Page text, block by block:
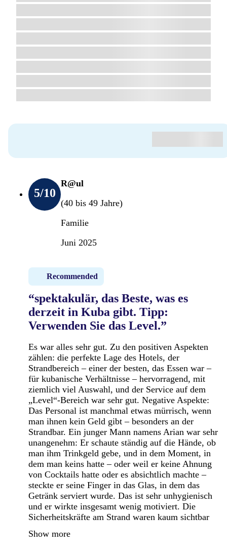
5/10
R@ul
(40 bis 49 Jahre)
Familie
Juni 2025
Recommended
“spektakulär, das Beste, was es
derzeit in Kuba gibt. Tipp:
Verwenden Sie das Level.”
Es war alles sehr gut. Zu den positiven Aspekten
zählen: die perfekte Lage des Hotels, der
Strandbereich – einer der besten, das Essen war –
für kubanische Verhältnisse – hervorragend, mit
ziemlich viel Auswahl, und der Service auf dem
„Level“-Bereich war sehr gut. Negative Aspekte:
Das Personal ist manchmal etwas mürrisch, wenn
man ihnen kein Geld gibt – besonders an der
Strandbar. Ein junger Mann namens Arian war sehr
unangenehm: Er schaute ständig auf die Hände, ob
man ihm Trinkgeld gebe, und in dem Moment, in
dem man keins hatte – oder weil er keine Ahnung
von Cocktails hatte oder es absichtlich machte –
steckte er seine Finger in das Glas, in dem das
Getränk serviert wurde. Das ist sehr unhygienisch
und er wirkte insgesamt wenig motiviert. Die
Sicherheitskräfte am Strand waren kaum sichtbar
Show more